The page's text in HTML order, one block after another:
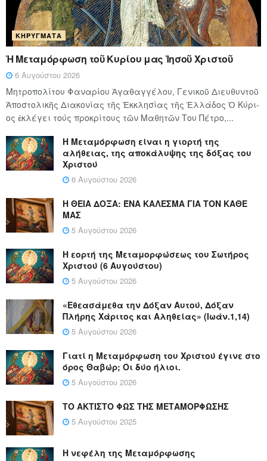
ΚΗΡΎΓΜΑΤΑ
Ἡ Μεταμόρφωση τοῦ Κυρίου μας Ἰησοῦ Χριστοῦ
6 Αυγούστου 2026
Μητροπολίτου Φαναρίου Ἀγαθαγγέλου, Γενικοῦ Διευθυντοῦ
Ἀποστολικῆς Διακονίας τῆς Ἐκκλησίας τῆς Ἑλλάδος Ὁ Κύ­ρι­
ος ἐκλέγει τούς προ­κρί­τους τῶν Μα­θη­τῶν Του Πέ­τρο,...
Η Μεταμόρφωση είναι η γιορτή της
αλήθειας, της αποκάλυψης της δόξας του
Χριστού
6 Αυγούστου 2026
Η ΘΕΙΑ ΔΟΞΑ: ΈΝΑ ΚΑΛΕΣΜΑ ΓΙΑ ΤΟΝ ΚΑΘΕ
ΜΑΣ
5 Αυγούστου 2026
Η εορτή της Μεταμορφώσεως του Σωτήρος
Χριστού (6 Αυγούστου)
5 Αυγούστου 2026
«Εθεασάμεθα την Δόξαν Αυτού, Δόξαν
Πλήρης Χάριτος και Αληθείας» (Ιωάν.1,14)
5 Αυγούστου 2026
Γιατί η Μεταμόρφωση του Χριστού έγινε στο
όρος Θαβώρ; Οι δύο ήλιοι.
5 Αυγούστου 2026
ΤΟ ΑΚΤΙΣΤΟ ΦΩΣ ΤΗΣ ΜΕΤΑΜΟΡΦΩΣΗΣ
5 Αυγούστου 2025
Η νεφέλη της Μεταμόρφωσης